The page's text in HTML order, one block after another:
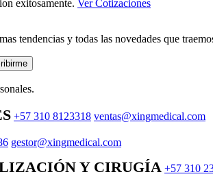
exitosamente. Ver Cotizaciones
tendencias y todas las novedades que
+57 310 8123318 ventas@xingmedical.com
gestor@xingmedical.com
Y CIRUGÍA +57 310